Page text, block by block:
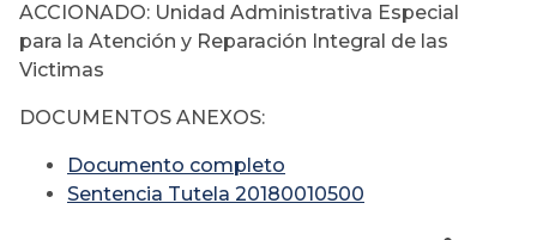
ACCIONADO: Unidad Administrativa Especial
para la Atención y Reparación Integral de las
Victimas
DOCUMENTOS ANEXOS:
Documento completo
Sentencia Tutela 20180010500